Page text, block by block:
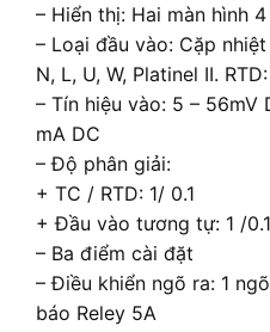
– Hiển thị: Hai màn hình
– Loại đầu vào: Cặp nhiệt
N, L, U, W, Platinel II.
– Tín hiệu vào: 5 – 56mV
mA DC
– Độ phân giải:
+ TC / RTD: 1/ 0.1
+ Đầu vào tương tự: 1 /
– Ba điểm cài đặt
– Điều khiển ngõ ra: 1
báo Reley 5A